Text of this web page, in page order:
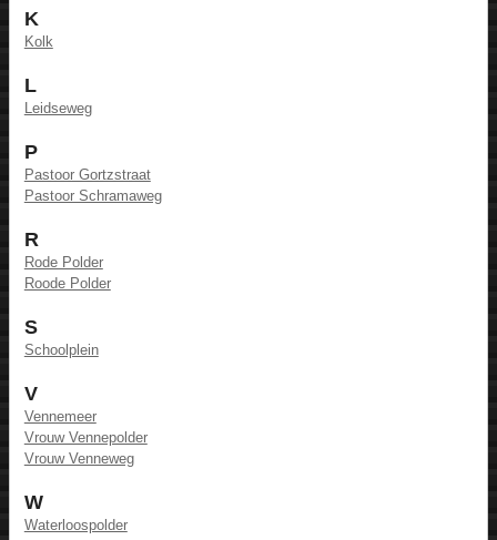
K
Kolk
L
Leidseweg
P
Pastoor Gortzstraat
Pastoor Schramaweg
R
Rode Polder
Roode Polder
S
Schoolplein
V
Vennemeer
Vrouw Vennepolder
Vrouw Venneweg
W
Waterloospolder